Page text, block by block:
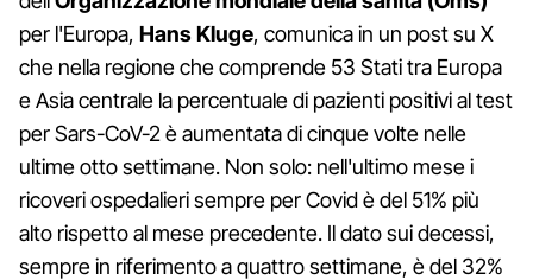
per l'Europa, Hans Kluge, comunica in un post su X
che nella regione che comprende 53 Stati tra Europa
e Asia centrale la percentuale di pazienti positivi al test
per Sars-CoV-2 è aumentata di cinque volte nelle
ultime otto settimane. Non solo: nell'ultimo mese i
ricoveri ospedalieri sempre per Covid è del 51% più
alto rispetto al mese precedente. Il dato sui decessi,
sempre in riferimento a quattro settimane, è del 32%